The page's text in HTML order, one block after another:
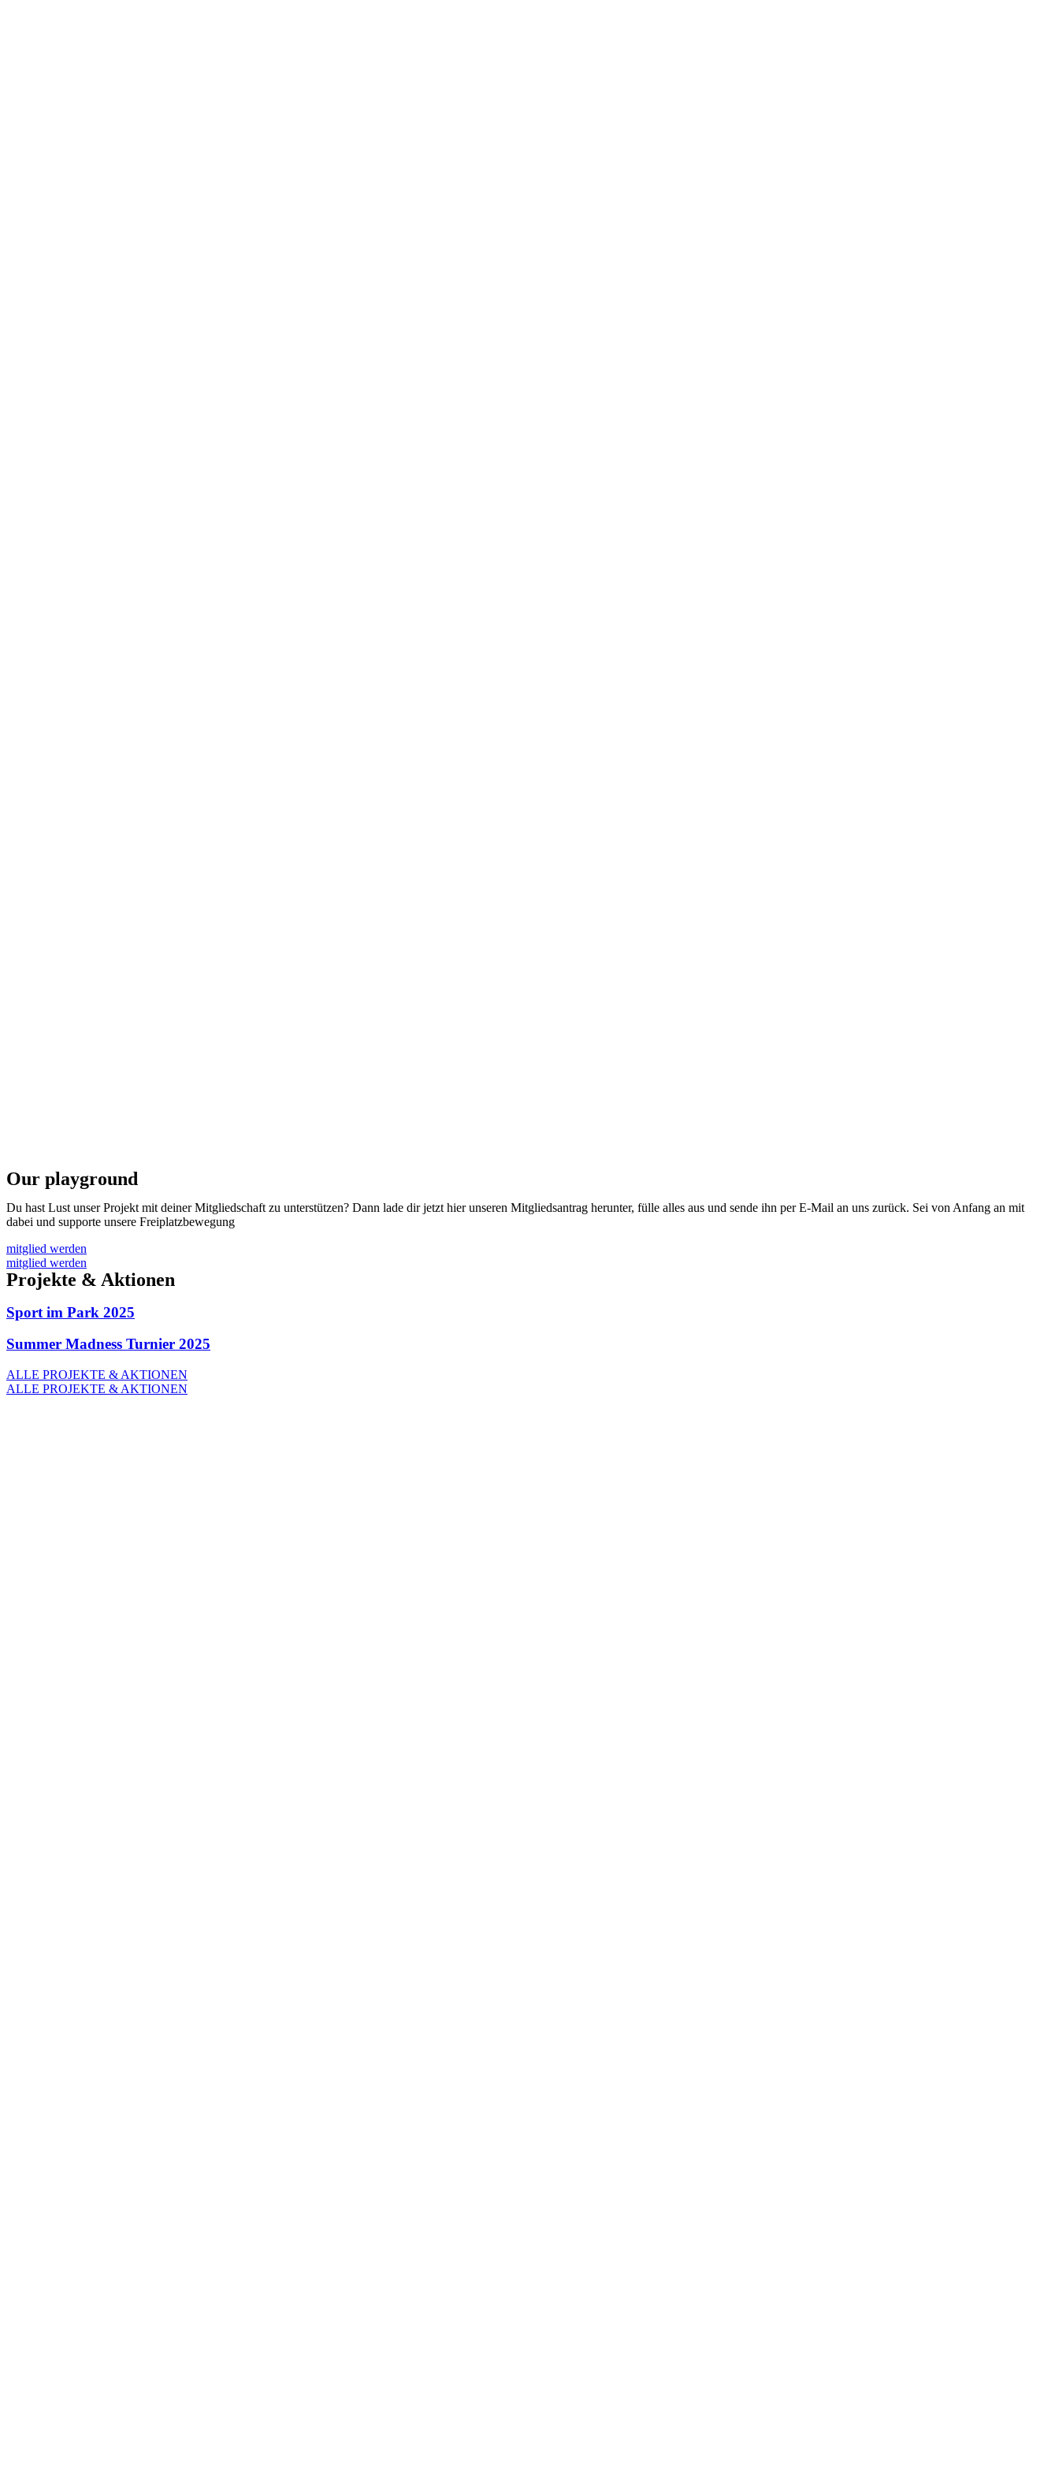
Our playground
Du hast Lust unser Projekt mit deiner Mitgliedschaft zu unterstützen? Dann lade dir jetzt hier unseren Mitgliedsantrag herunter, fülle alles aus und sende ihn per E-Mail an uns zurück. Sei von Anfang an mit
dabei und supporte unsere Freiplatzbewegung
mitglied werden
mitglied werden
Projekte & Aktionen
Sport im Park 2025
Summer Madness Turnier 2025
ALLE PROJEKTE & AKTIONEN
ALLE PROJEKTE & AKTIONEN